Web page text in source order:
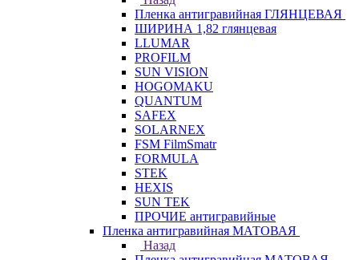
Пленка антигравийная ГЛЯНЦЕВАЯ
ШИРИНА 1,82 глянцевая
LLUMAR
PROFILM
SUN VISION
HOGOMAKU
QUANTUM
SAFEX
SOLARNEX
FSM FilmSmatr
FORMULA
STEK
HEXIS
SUN TEK
ПРОЧИЕ антигравийные
Пленка антигравийная МАТОВАЯ
Назад